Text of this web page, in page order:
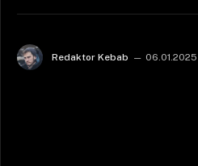
Redaktor Kebab 06.01.2025